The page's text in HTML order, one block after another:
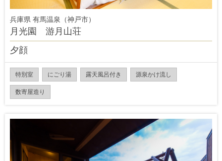
兵庫県 有馬温泉（神戸市）
月光園 游月山荘
夕顔
特別室 にごり湯 露天風呂付き 源泉かけ流し
数寄屋造り